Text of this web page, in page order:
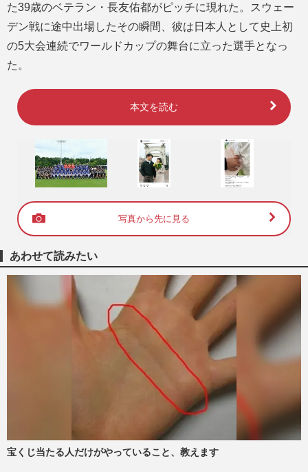
た39歳のベテラン・長友佑都がピッチに現れた。スウェー
デン戦に途中出場したその瞬間、彼は日本人として史上初
の5大会連続でワールドカップの舞台に立った選手となっ
た。
本文を読む
写真から先に見る
あわせて読みたい
宝くじ当たる人だけがやっていること、教えます